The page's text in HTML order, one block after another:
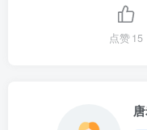
点赞15